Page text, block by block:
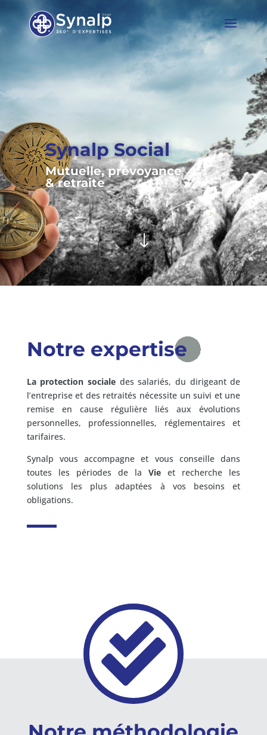
Synalp Social
Mutuelle, prévoyance
& retraite
"
Notre expertise
La protection sociale des salariés, du dirigeant de
l’entreprise et des retraités nécessite un suivi et une
remise en cause régulière liés aux évolutions
personnelles, professionnelles, réglementaires et
tarifaires.
Synalp vous accompagne et vous conseille dans
toutes les périodes de laVie et recherche les
solutions les plus adaptées à vos besoins et
obligations.
